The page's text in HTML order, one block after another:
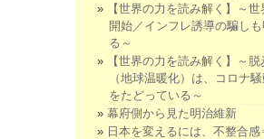
【世界の力を読み解く】～
開始／インフレ誘導の騙し
る～
【世界の力を読み解く】～
（地球温暖化）は、コロナ
をたどっている～
幕府側から見た明治維新
日本を変えるには、不整合